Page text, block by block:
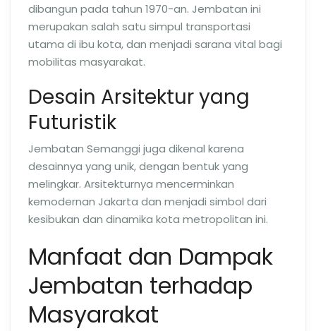
dibangun pada tahun 1970-an. Jembatan ini
merupakan salah satu simpul transportasi
utama di ibu kota, dan menjadi sarana vital bagi
mobilitas masyarakat.
Desain Arsitektur yang
Futuristik
Jembatan Semanggi juga dikenal karena
desainnya yang unik, dengan bentuk yang
melingkar. Arsitekturnya mencerminkan
kemodernan Jakarta dan menjadi simbol dari
kesibukan dan dinamika kota metropolitan ini.
Manfaat dan Dampak
Jembatan terhadap
Masyarakat